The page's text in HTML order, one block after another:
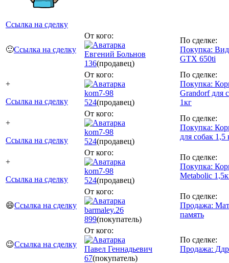
Ссылка на сделку
🙂Ссылка на сделку
От кого:
Евгений Больнов
136(продавец)
По сделке:
Покупка:
GTX 650ti
+
Ссылка на сделку
От кого:
kom7-98
524(продавец)
По сделке:
Покупка:
Grandorf для
1кг
+
Ссылка на сделку
От кого:
kom7-98
524(продавец)
По сделке:
Покупка:
для собак 1,5
+
Ссылка на сделку
От кого:
kom7-98
524(продавец)
По сделке:
Покупка:
Metabolic
😄Ссылка на сделку
От кого:
barmaley.26
899(покупатель)
По сделке:
Продажа:
память
😉Ссылка на сделку
От кого:
Павел Геннадьевич
67(покупатель)
По сделке:
Продажа: